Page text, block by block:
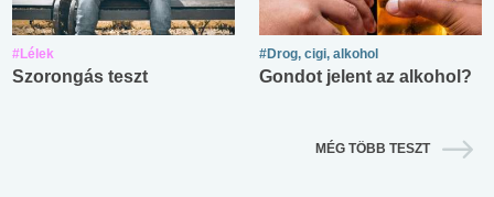
#Lélek
Szorongás teszt
#Drog, cigi, alkohol
Gondot jelent az alkohol?
MÉG TÖBB TESZT